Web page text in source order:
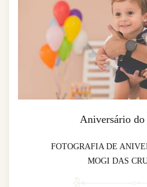
Aniversário
FOTOGRAFIA DE
MOGI DAS